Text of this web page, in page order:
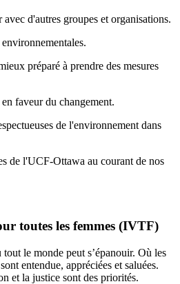
d'autres groupes et organisations.
préparé à prendre des mesures
faveur du changement.
de l'environnement dans
de l'UCF-Ottawa au courant de nos
toutes les femmes (IVTF)
le monde peut s’épanouir. Où les
entendue, appréciées et saluées.
et la justice sont des priorités.